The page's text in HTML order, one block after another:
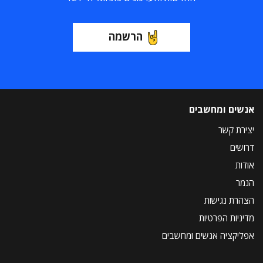
הרשמה
אנשים ומחשבים
יצירת קשר
דרושים
אודות
הנמר
הצהרת נגישות
מדיניות הפרטיות
אפליקציה אנשים ומחשבים